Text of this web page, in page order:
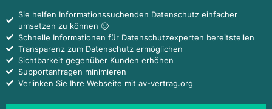
Sie helfen Informationssuchenden Datenschutz einfacher
umsetzen zu können 🙂
Schnelle Informationen für Datenschutzexperten bereitstellen
Transparenz zum Datenschutz ermöglichen
Sichtbarkeit gegenüber Kunden erhöhen
Supportanfragen minimieren
Verlinken Sie Ihre Webseite mit av-vertrag.org